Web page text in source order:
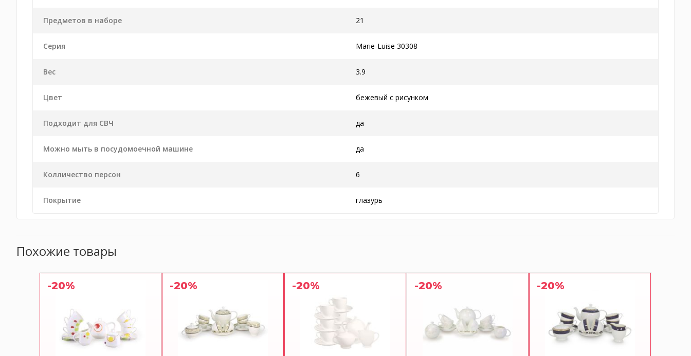
Предметов в наборе 21
Серия Marie-Luise 30308
Вес 3.9
Цвет бежевый с рисунком
Подходит для СВЧ да
Можно мыть в посудомоечной машине да
Колличество персон 6
Покрытие глазурь
Похожие товары
-20% -20% -20% -20% -20%